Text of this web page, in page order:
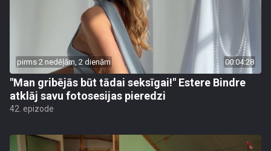
pirms 2 nedēļām, 2 dienām 00:04:28
"Man gribējās būt tādai seksīgai!" Estere Bindre
atklāj savu fotosesijas pieredzi
42. epizode